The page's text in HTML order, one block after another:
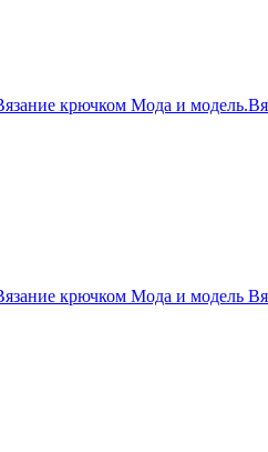
крючком Мода и
крючком Мода и модель